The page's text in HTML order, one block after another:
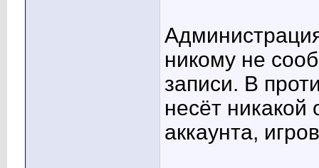
никому не
записи. В
несёт никакой
аккаунта,